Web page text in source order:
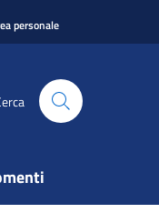
personale